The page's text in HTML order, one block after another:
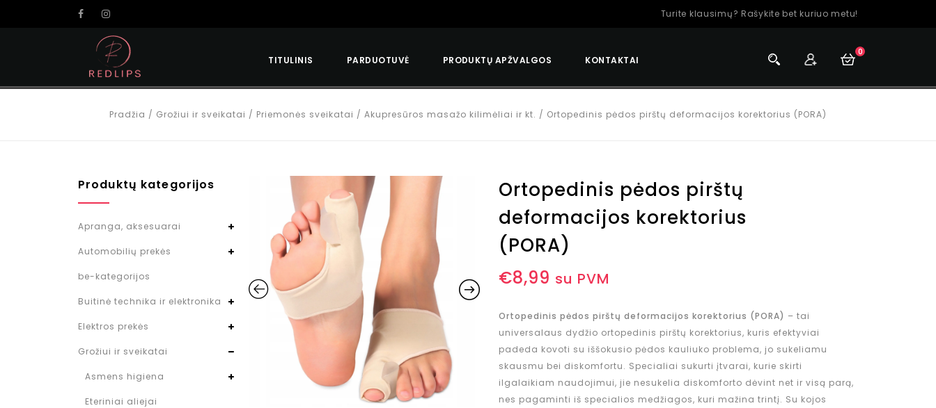
Turite klausimų? Rašykite bet kuriuo metu!
TITULINIS PARDUOTUVĖ PRODUKTŲ APŽVALGOS KONTAKTAI
0
Pradžia / Grožiui ir sveikatai / Priemonės sveikatai / Akupresūros masažo kilimėliai ir kt. / Ortopedinis pėdos pirštų deformacijos korektorius (PORA)
Ortopedinis pėdos pirštų
deformacijos korektorius
(PORA)
€8,99 su PVM
Ortopedinis pėdos pirštų deformacijos korektorius (PORA) – tai
universalaus dydžio ortopedinis pirštų korektorius, kuris efektyviai
padeda kovoti su iššokusio pėdos kauliuko problema, jo sukeliamu
skausmu bei diskomfortu. Specialiai sukurti įtvarai, kurie skirti
ilgalaikiam naudojimui, jie nesukelia diskomforto dėvint net ir visą parą,
nes pagaminti iš specialios medžiagos, kuri mažina trintį. Su kojos
Produktų kategorijos
Apranga, aksesuarai
Automobilių prekės
be-kategorijos
Buitinė technika ir elektronika
Elektros prekės
Grožiui ir sveikatai
Asmens higiena
Eteriniai aliejai